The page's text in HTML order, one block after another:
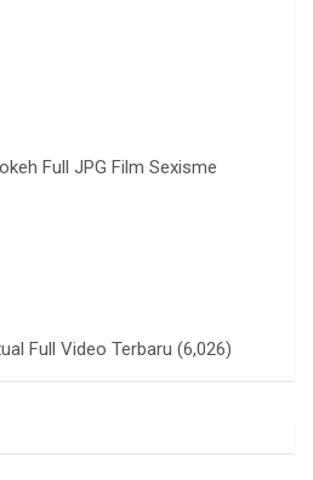
Full JPG Film Sexisme
Full Video Terbaru (6,026)